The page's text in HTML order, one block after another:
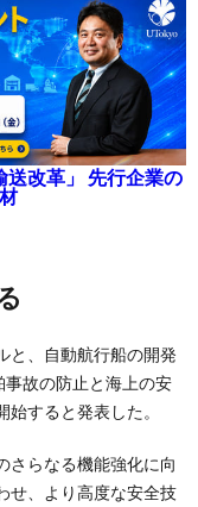
送改革」 先行企業の
と、自動航行船の開発
故の防止と海上の安
すると発表した。
さらなる機能強化に向
せ、より高度な安全技